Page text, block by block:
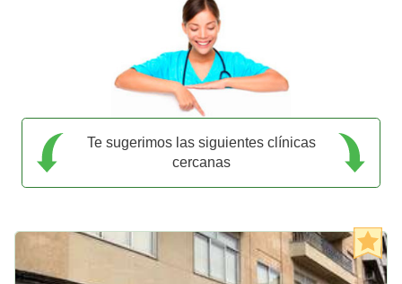
Te sugerimos las siguientes clínicas
cercanas